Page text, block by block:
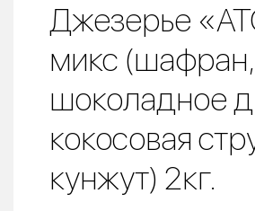
Джезерье
микс (шафран,
шоколадное
кокосовая
кунжут) 2кг.